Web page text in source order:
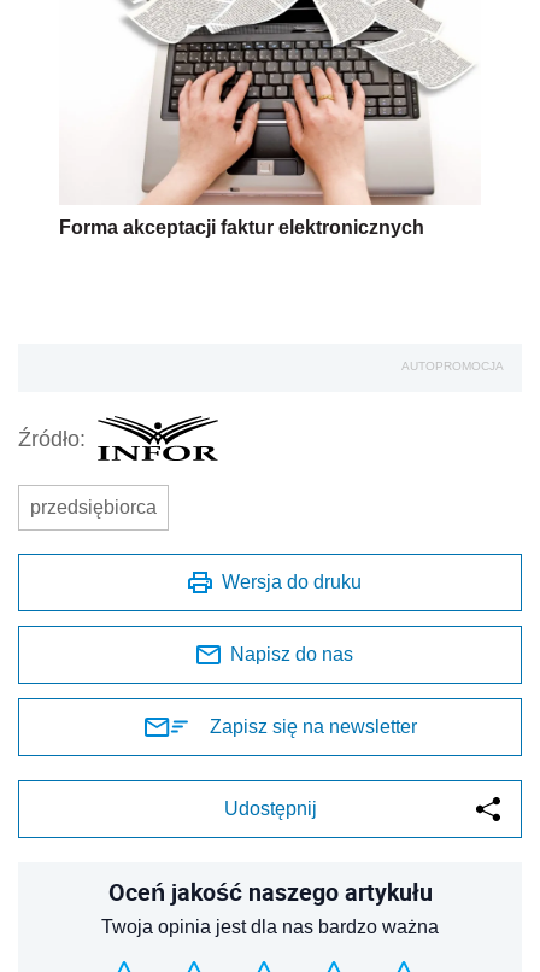
Forma akceptacji faktur elektronicznych
AUTOPROMOCJA
Źródło:
przedsiębiorca
Wersja do druku
Napisz do nas
Zapisz się na newsletter
Udostępnij
Oceń jakość naszego artykułu
Twoja opinia jest dla nas bardzo ważna